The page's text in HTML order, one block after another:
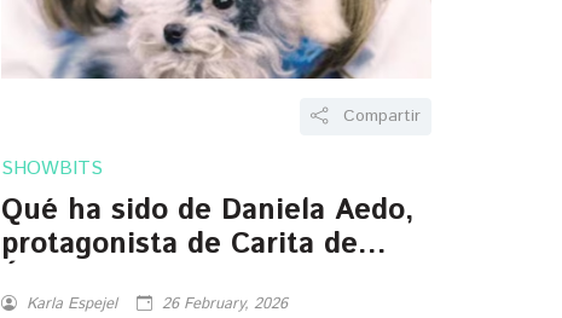
Compartir
SHOWBITS
Qué ha sido de Daniela Aedo,
protagonista de Carita de
Karla Espejel 26 February, 2026